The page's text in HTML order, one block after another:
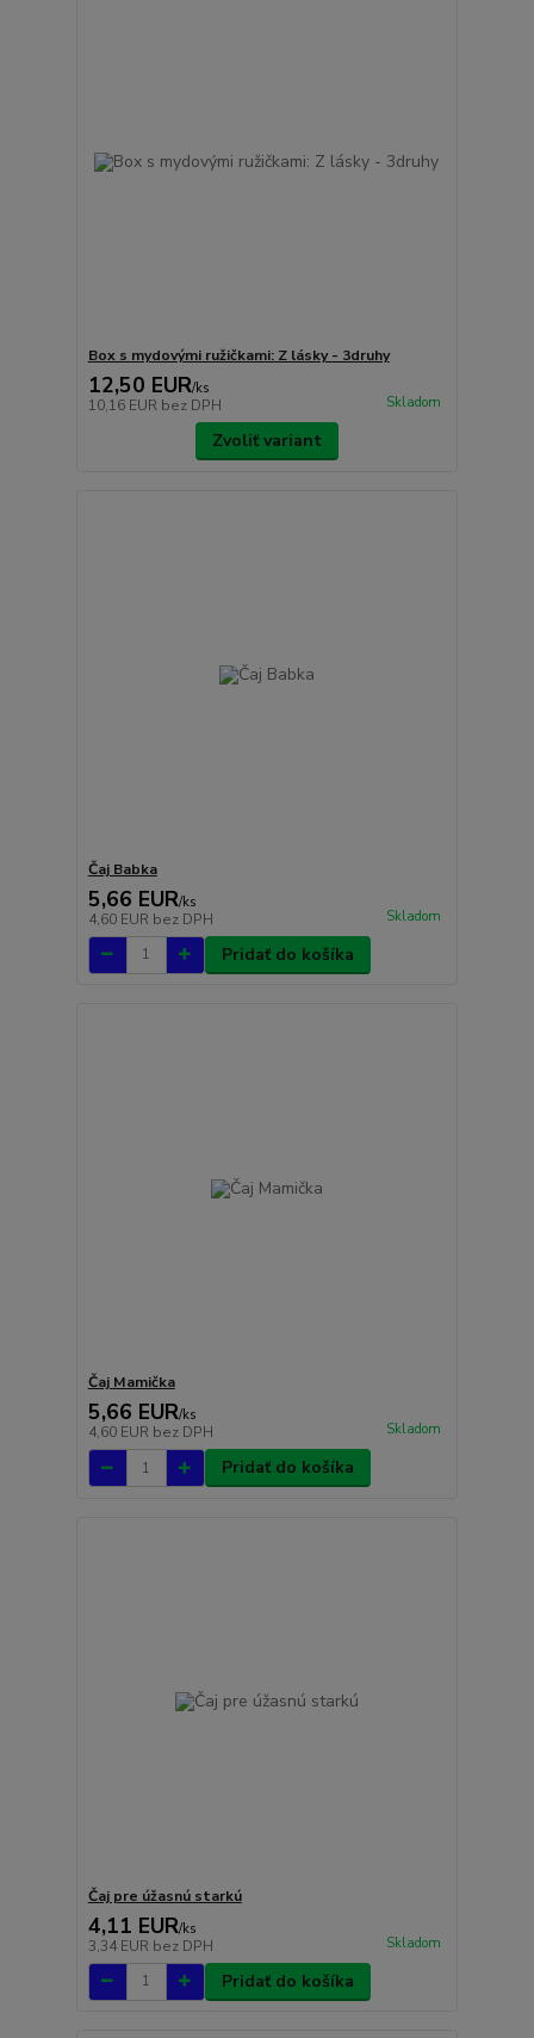
Box s mydovými ružičkami: Z lásky - 3druhy
12,50 EUR/ks
10,16 EUR bez DPH Skladom
Zvoliť variant
Čaj Babka
5,66 EUR/ks
4,60 EUR bez DPH Skladom
Pridať do košíka
Čaj Mamička
5,66 EUR/ks
4,60 EUR bez DPH Skladom
Pridať do košíka
Čaj pre úžasnú starkú
4,11 EUR/ks
3,34 EUR bez DPH Skladom
Pridať do košíka